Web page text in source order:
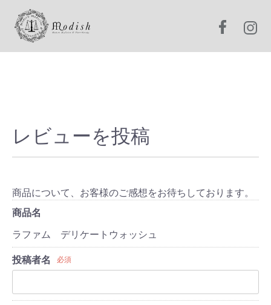
レビューを投稿
商品について、お客様のご感想をお待ちしております。
商品名
ラファム デリケートウォッシュ
投稿者名 必須